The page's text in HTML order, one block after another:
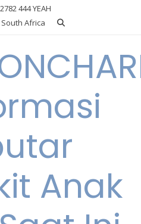
444 YEAH
Africa
Anak